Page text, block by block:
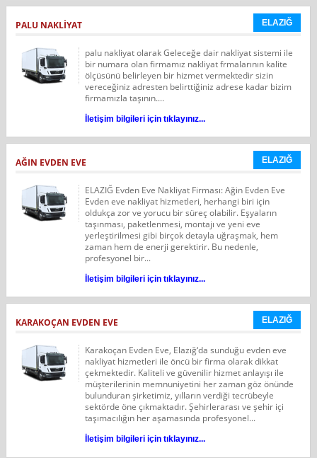
PALU NAKLİYAT ELAZIĞ
palu nakliyat olarak Geleceğe dair nakliyat sistemi ile
bir numara olan firmamız nakliyat frmalarının kalite
ölçüsünü belirleyen bir hizmet vermektedir sizin
vereceğiniz adresten belirttiğiniz adrese kadar bizim
firmamızla taşının....
İletişim bilgileri için tıklayınız...
AĞIN EVDEN EVE ELAZIĞ
ELAZIĞ Evden Eve Nakliyat Firması: Ağin Evden Eve
Evden eve nakliyat hizmetleri, herhangi biri için
oldukça zor ve yorucu bir süreç olabilir. Eşyaların
taşınması, paketlenmesi, montajı ve yeni eve
yerleştirilmesi gibi birçok detayla uğraşmak, hem
zaman hem de enerji gerektirir. Bu nedenle,
profesyonel bir...
İletişim bilgileri için tıklayınız...
KARAKOÇAN EVDEN EVE ELAZIĞ
Karakoçan Evden Eve, Elazığ‘da sunduğu evden eve
nakliyat hizmetleri ile öncü bir firma olarak dikkat
çekmektedir. Kaliteli ve güvenilir hizmet anlayışı ile
müşterilerinin memnuniyetini her zaman göz önünde
bulunduran şirketimiz, yılların verdiği tecrübeyle
sektörde öne çıkmaktadır. Şehirlerarası ve şehir içi
taşımacılığın her aşamasında profesyonel...
İletişim bilgileri için tıklayınız...